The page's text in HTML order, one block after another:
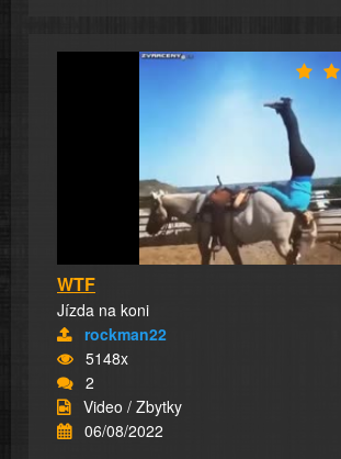
WTF
Jízda na koni
rockman22
5148x
2
Video / Zbytky
06/08/2022